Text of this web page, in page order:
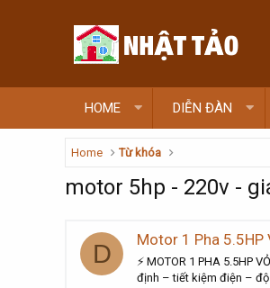
HOME DIỄN ĐÀN
Home Từ khóa
motor 5hp - 220v -
D Motor 1 Pha
⚡ MOTOR 1 PHA 5.5HP
định – tiết kiệm điện – độ